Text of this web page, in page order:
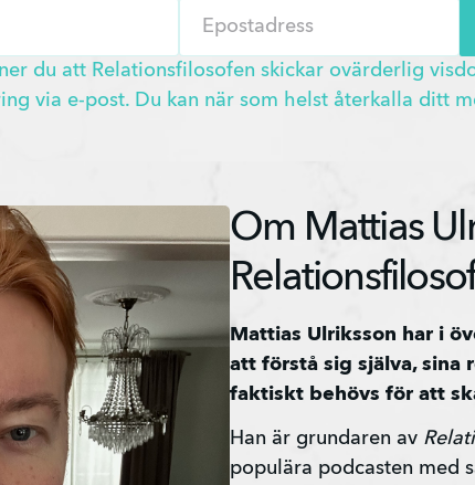
du att Relationsfilosofen skickar ovärderlig
via e-post. Du kan när som helst återkalla ditt
Om Mattias
Mattias Ulriksson har i
att förstå sig själva, sina
faktiskt behövs för att
Han är grundaren av
populära podcasten med